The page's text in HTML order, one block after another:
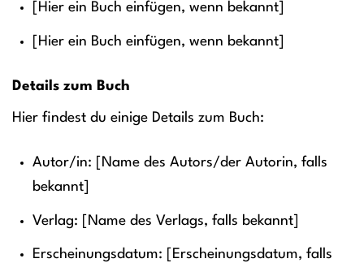
[Hier ein Buch einfügen, wenn bekannt]
[Hier ein Buch einfügen, wenn bekannt]
Details zum Buch
Hier findest du einige Details zum Buch:
Autor/in: [Name des Autors/der Autorin, falls
bekannt]
Verlag: [Name des Verlags, falls bekannt]
Erscheinungsdatum: [Erscheinungsdatum, falls